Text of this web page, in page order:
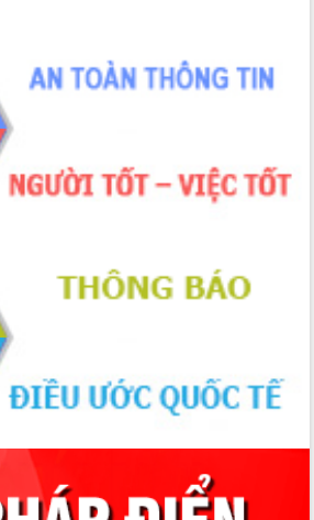
thích
khẩu
Nam đột
trong
đổi số
hạ
Tân
Kỷ
thực
Công bố
tỉnh Đắk
tai